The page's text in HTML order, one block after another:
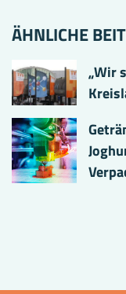
ÄHNLICHE
„Wir